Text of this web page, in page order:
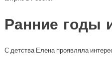
Ранние годы
С детства Елена проявляла